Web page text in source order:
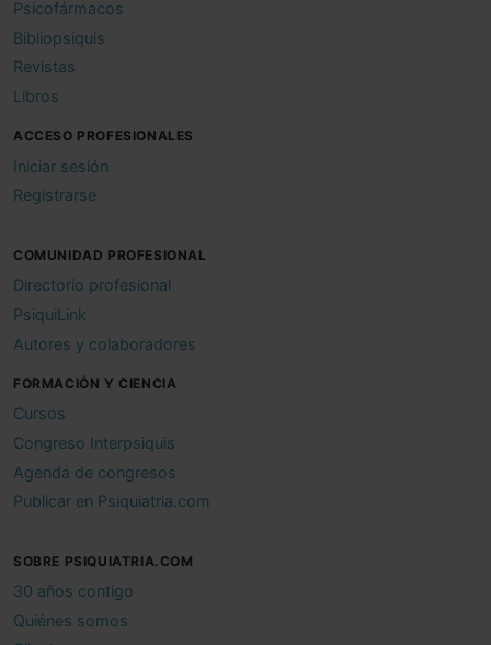
Psicofármacos
Bibliopsiquis
Revistas
Libros
ACCESO PROFESIONALES
Iniciar sesión
Registrarse
COMUNIDAD PROFESIONAL
Directorio profesional
PsiquiLink
Autores y colaboradores
FORMACIÓN Y CIENCIA
Cursos
Congreso Interpsiquis
Agenda de congresos
Publicar en Psiquiatria.com
SOBRE PSIQUIATRIA.COM
30 años contigo
Quiénes somos